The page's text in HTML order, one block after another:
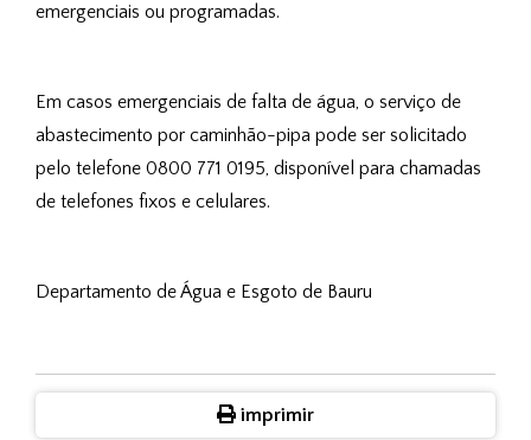
emergenciais ou programadas.
Em casos emergenciais de falta de água, o serviço de
abastecimento por caminhão-pipa pode ser solicitado
pelo telefone 0800 771 0195, disponível para chamadas
de telefones fixos e celulares.
Departamento de Água e Esgoto de Bauru
imprimir